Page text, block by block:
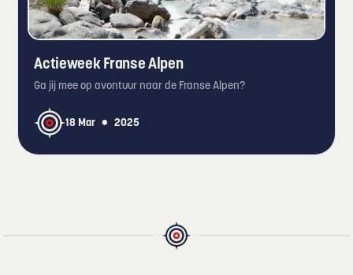
Actieweek Franse Alpen
Ga jij mee op avontuur naar de Franse Alpen?
18 Mar • 2025